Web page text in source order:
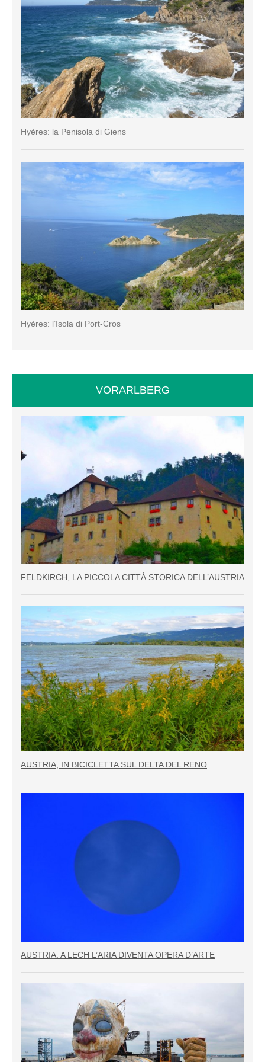
Hyères: la Penisola di Giens
Hyères: l’Isola di Port-Cros
VORARLBERG
FELDKIRCH, LA PICCOLA CITTÀ STORICA DELL’AUSTRIA
AUSTRIA, IN BICICLETTA SUL DELTA DEL RENO
AUSTRIA: A LECH L’ARIA DIVENTA OPERA D’ARTE